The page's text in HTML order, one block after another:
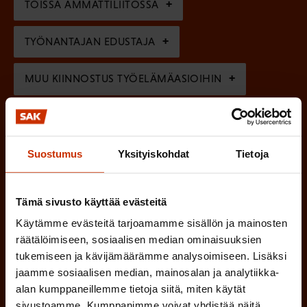
Suostumus Yksityiskohdat Tietoja
Tämä sivusto käyttää evästeitä
Käytämme evästeitä tarjoamamme sisällön ja mainosten
räätälöimiseen, sosiaalisen median ominaisuuksien
tukemiseen ja kävijämäärämme analysoimiseen. Lisäksi
jaamme sosiaalisen median, mainosalan ja analytiikka-
alan kumppaneillemme tietoja siitä, miten käytät
)
e
n
)
TÖISSÄ AMMATTILIITOSSA
TYÖNANTAJAN EDUSTAJA
MUU KIINNOSTUS TYÖELÄMÄASIOIHIN
Millä kielellä haluat uutiskirjeesi(
o
l
i
SUOMI RUOTSI
Hyväksyn tietojeni tallentamisen ja käsittelyn
SAK:n viestintärekisterin
mukaisesti *